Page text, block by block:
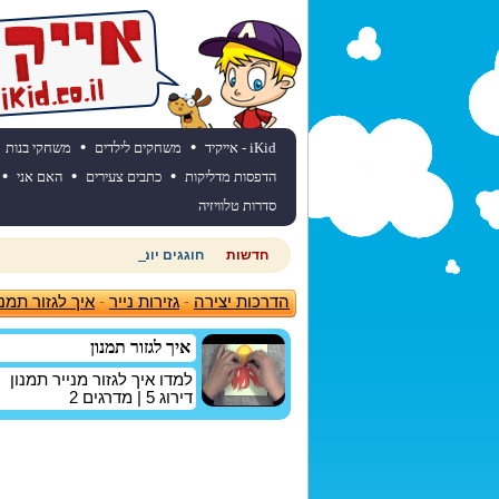
iKid - אייקיד • משחקים לילדים • משחקי בנות
הדפסות מדליקות • כתבים צעירים • האם אני •
סדרות טלוויזיה
חדשות חוגגים יום הולדת? כנסו לאתר
הדרכות יצירה-גזירות נייר-איך לגזור
איך לגזור תמנון
למדו איך לגזור מנייר תמנון
דירוג 5 | מדרגים 2